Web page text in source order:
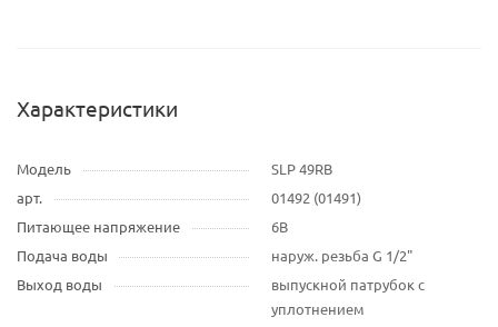
Характеристики
Модель
SLP 49RB
арт.
01492 (01491)
Питающее напряжение
6В
Подача воды
наруж. резьба G 1/2"
Выход воды
выпускной патрубок c
уплотнением